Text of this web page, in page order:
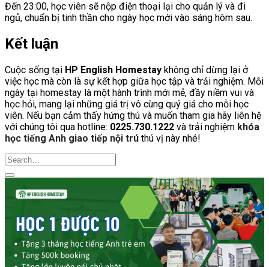
Đến 23:00, học viên sẽ nộp điện thoại lại cho quản lý và đi
ngủ, chuẩn bị tinh thần cho ngày học mới vào sáng hôm sau.
Kết luận
Cuộc sống tại HP English Homestay không chỉ dừng lại ở
việc học mà còn là sự kết hợp giữa học tập và trải nghiệm. Mỗi
ngày tại homestay là một hành trình mới mẻ, đầy niềm vui và
học hỏi, mang lại những giá trị vô cùng quý giá cho mỗi học
viên. Nếu bạn cảm thấy hứng thú và muốn tham gia hãy liên hệ
với chúng tôi qua hotline: 0225.730.1222 và trải nghiệm khóa
học tiếng Anh giao tiếp nội trú thú vị này nhé!